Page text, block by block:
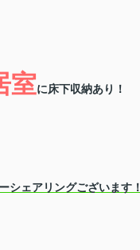
室に床下収納あり！
シェアリングございます！